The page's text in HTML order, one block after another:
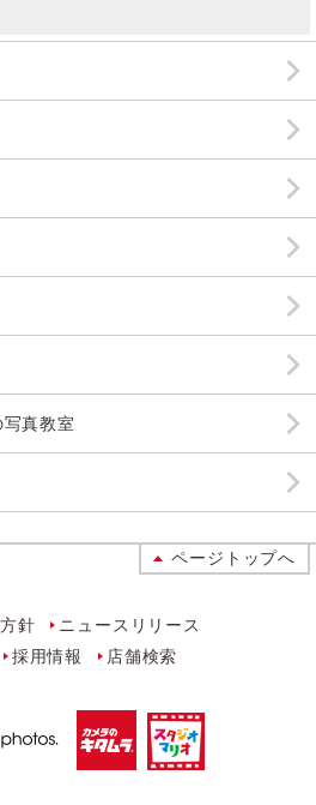
写真教室
ページトップへ
針
ニュースリリース
採用情報 店舗検索